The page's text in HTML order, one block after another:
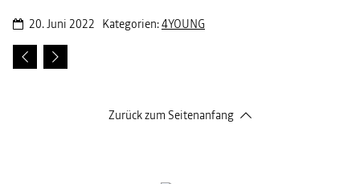
20. Juni 2022 Kategorien:4YOUNG
Zurück zum Seitenanfang